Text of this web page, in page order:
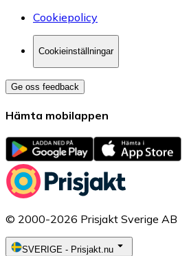
Cookiepolicy
Cookieinställningar
Ge oss feedback
Hämta mobilappen
© 2000-2026 Prisjakt Sverige AB
SVERIGE - Prisjakt.nu